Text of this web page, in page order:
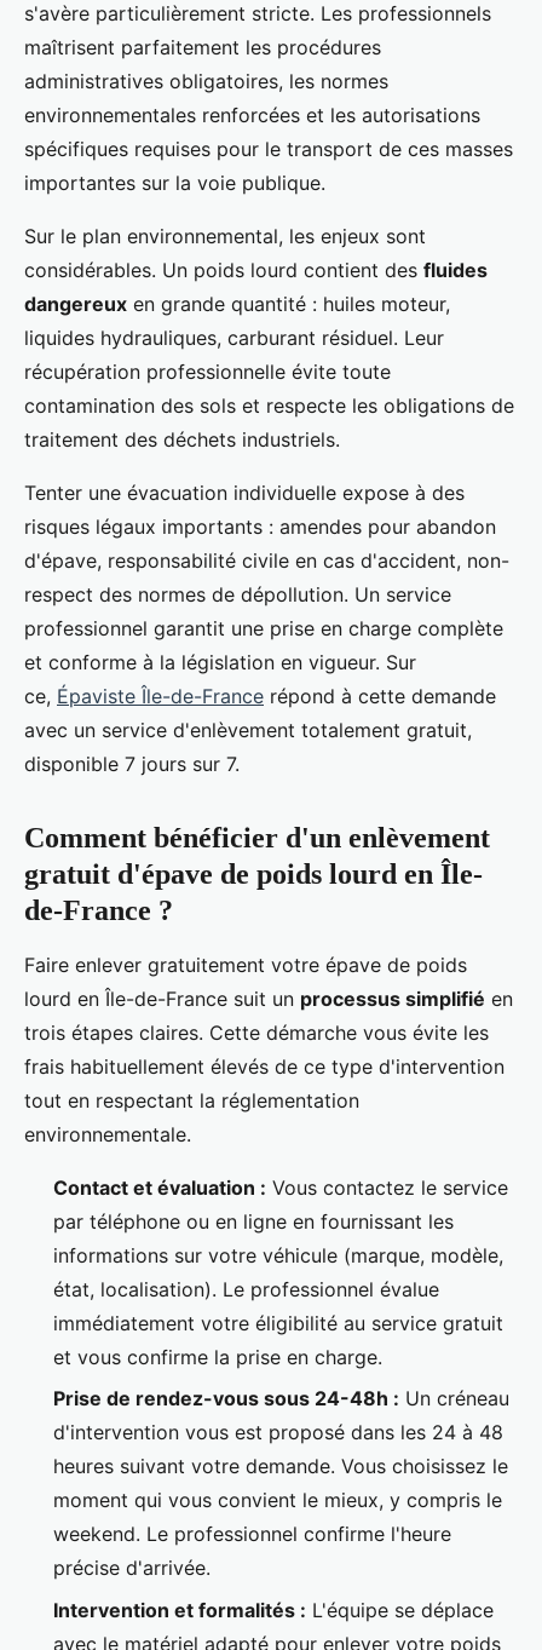
s'avère particulièrement stricte. Les professionnels
maîtrisent parfaitement les procédures
administratives obligatoires, les normes
environnementales renforcées et les autorisations
spécifiques requises pour le transport de ces masses
importantes sur la voie publique.
Sur le plan environnemental, les enjeux sont
considérables. Un poids lourd contient des fluides
dangereux en grande quantité : huiles moteur,
liquides hydrauliques, carburant résiduel. Leur
récupération professionnelle évite toute
contamination des sols et respecte les obligations de
traitement des déchets industriels.
Tenter une évacuation individuelle expose à des
risques légaux importants : amendes pour abandon
d'épave, responsabilité civile en cas d'accident, non-
respect des normes de dépollution. Un service
professionnel garantit une prise en charge complète
et conforme à la législation en vigueur. Sur
ce, Épaviste Île-de-France répond à cette demande
avec un service d'enlèvement totalement gratuit,
disponible 7 jours sur 7.
Comment bénéficier d'un enlèvement
gratuit d'épave de poids lourd en Île-
de-France ?
Faire enlever gratuitement votre épave de poids
lourd en Île-de-France suit un processus simplifié en
trois étapes claires. Cette démarche vous évite les
frais habituellement élevés de ce type d'intervention
tout en respectant la réglementation
environnementale.
Contact et évaluation : Vous contactez le service
par téléphone ou en ligne en fournissant les
informations sur votre véhicule (marque, modèle,
état, localisation). Le professionnel évalue
immédiatement votre éligibilité au service gratuit
et vous confirme la prise en charge.
Prise de rendez-vous sous 24-48h : Un créneau
d'intervention vous est proposé dans les 24 à 48
heures suivant votre demande. Vous choisissez le
moment qui vous convient le mieux, y compris le
weekend. Le professionnel confirme l'heure
précise d'arrivée.
Intervention et formalités : L'équipe se déplace
avec le matériel adapté pour enlever votre poids